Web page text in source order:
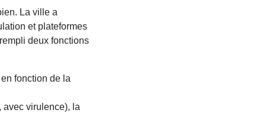
La ville a
et plateformes
deux fonctions
fonction de la
avec virulence), la